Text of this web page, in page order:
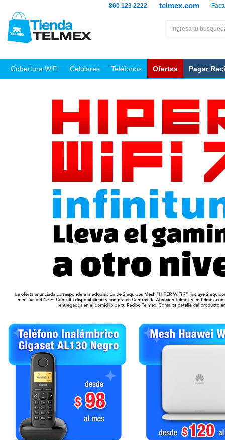
telmex.com
800 123 2222
Cobertura WiFi Celulares Teléfonos Ofertas Pagar